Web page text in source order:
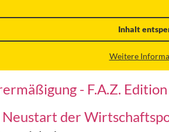
Inhalt
Weitere
- F.A.Z. Edition
der